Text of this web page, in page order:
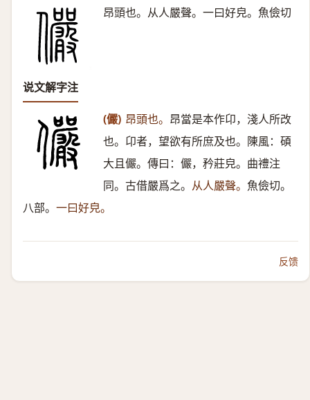
昂頭也。从人嚴聲。一曰好皃。魚儉切
说文解字注
(儼) 昂頭也。 昂當是本作卬，淺人所改
也。卬者，望欲有所庶及也。陳風：碩
大且儼。傳曰：儼，矜莊皃。曲禮注
同。古借嚴爲之。 从人嚴聲。 魚儉切。
八部。 一曰好皃。
反馈